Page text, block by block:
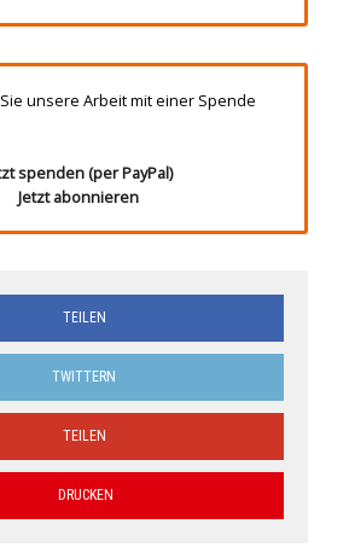
unsere Arbeit mit einer Spende
spenden (per PayPal)
Jetzt abonnieren
TEILEN
TWITTERN
TEILEN
DRUCKEN